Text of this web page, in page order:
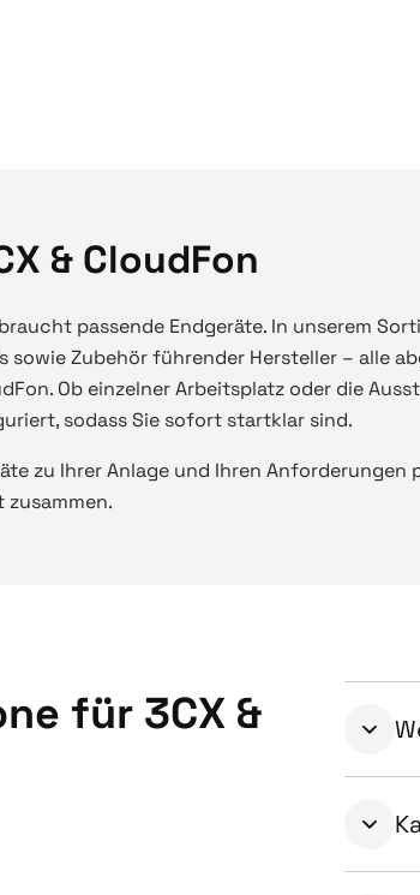
& CloudFon
passende Endgeräte. In unserem
sowie Zubehör führender Hersteller – alle
Ob einzelner Arbeitsplatz oder die
sodass Sie sofort startklar sind.
zu Ihrer Anlage und Ihren Anforderungen
zusammen.
für 3CX &